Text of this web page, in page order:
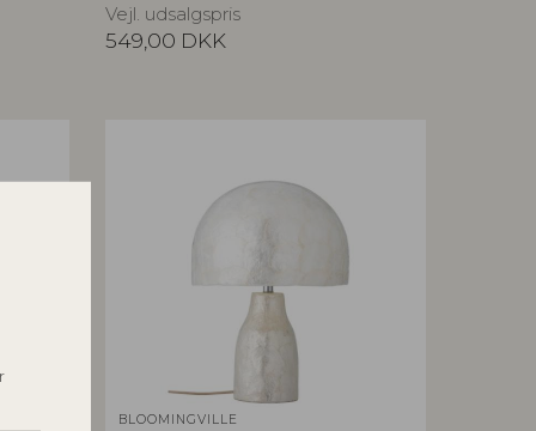
Vejl. udsalgspris
549,00 DKK
BLOOMINGVILLE